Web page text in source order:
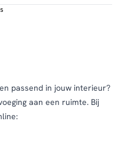
passend in jouw interieur?
aan een ruimte. Bij